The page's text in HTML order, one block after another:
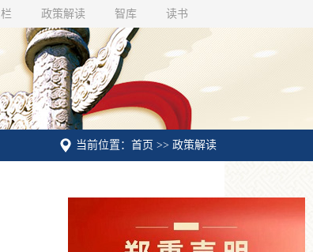
政策解读 智库 读书
当前位置：首页 >> 政策解读